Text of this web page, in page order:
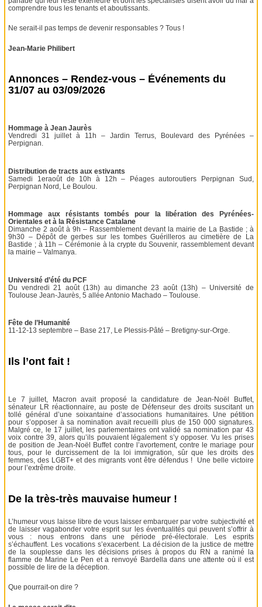
comprendre tous les tenants et aboutissants.
Ne serait-il pas temps de devenir responsables ? Tous !
Jean-Marie Philibert
Annonces – Rendez-vous – Événements du
31/07 au 03/09/2026
Hommage à Jean Jaurès
Vendredi 31 juillet à 11h – Jardin Terrus, Boulevard des Pyrénées –
Perpignan.
Distribution de tracts aux estivants
Samedi 1eraoût de 10h à 12h – Péages autoroutiers Perpignan Sud,
Perpignan Nord, Le Boulou.
Hommage aux résistants tombés pour la libération des Pyrénées-
Orientales et à la Résistance Catalane
Dimanche 2 août à 9h – Rassemblement devant la mairie de La Bastide ; à
9h30 – Dépôt de gerbes sur les tombes Guérilleros au cimetière de La
Bastide ; à 11h – Cérémonie à la crypte du Souvenir, rassemblement devant
la mairie – Valmanya.
Université d’été du PCF
Du vendredi 21 août (13h) au dimanche 23 août (13h) – Université de
Toulouse Jean-Jaurès, 5 allée Antonio Machado – Toulouse.
Fête de l’Humanité
11-12-13 septembre – Base 217, Le Plessis-Pâté – Bretigny-sur-Orge.
Ils l’ont fait !
Le 7 juillet, Macron avait proposé la candidature de Jean-Noël Buffet,
sénateur LR réactionnaire, au poste de Défenseur des droits suscitant un
tollé général d’une soixantaine d’associations humanitaires. Une pétition
pour s’opposer à sa nomination avait recueilli plus de 150 000 signatures.
Malgré ce, le 17 juillet, les parlementaires ont validé sa nomination par 43
voix contre 39, alors qu’ils pouvaient légalement s’y opposer. Vu les prises
de position de Jean-Noël Buffet contre l’avortement, contre le mariage pour
tous, pour le durcissement de la loi immigration, sûr que les droits des
femmes, des LGBT+ et des migrants vont être défendus ! Une belle victoire
pour l’extrême droite.
De la très-très mauvaise humeur !
L’humeur vous laisse libre de vous laisser embarquer par votre subjectivité et
de laisser vagabonder votre esprit sur les éventualités qui peuvent s’offrir à
vous : nous entrons dans une période pré-électorale. Les esprits
s’échauffent. Les vocations s’exacerbent. La décision de la justice de mettre
de la souplesse dans les décisions prises à propos du RN a ranimé la
flamme de Marine Le Pen et a renvoyé Bardella dans une attente où il est
possible de lire de la déception.
Que pourrait-on dire ?